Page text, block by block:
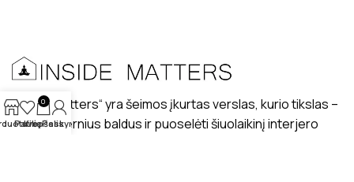
„Inside matters“ yra šeimos įkurtas verslas, kurio tikslas –
kurti modernius baldus ir puoselėti šiuolaikinį interjero
Patikę
0
Krepšelis
Paskyra